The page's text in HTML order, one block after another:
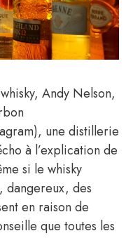
Andy Nelson,
une distillerie
à l’explication de
si le whisky
dangereux, des
en raison de
que toutes les